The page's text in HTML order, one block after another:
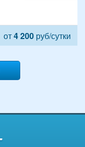
от4 200 руб/сутки